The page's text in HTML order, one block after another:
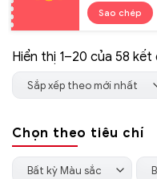
Sao chép
Hiển thị 1–20 của 58 kết
Sắp xếp theo mới nhất
Chọn theo tiêu chí
Bất kỳ Màu sắc